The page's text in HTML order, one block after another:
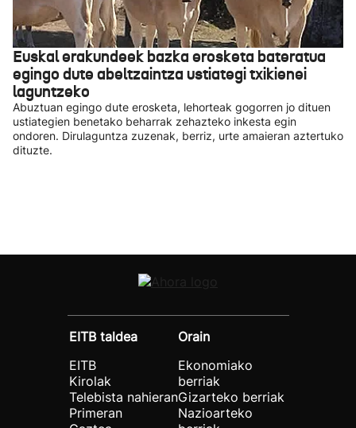
Euskal erakundeek bazka erosketa bateratua
egingo dute abeltzaintza ustiategi txikienei
laguntzeko
Abuztuan egingo dute erosketa, lehorteak gogorren jo dituen
ustiategien benetako beharrak zehazteko inkesta egin
ondoren. Dirulaguntza zuzenak, berriz, urte amaieran aztertuko
dituzte.
EITB taldea
EITB
Kirolak
Telebista nahieran
Primeran
Orain
Ekonomiako
berriak
Gizarteko berriak
Nazioarteko